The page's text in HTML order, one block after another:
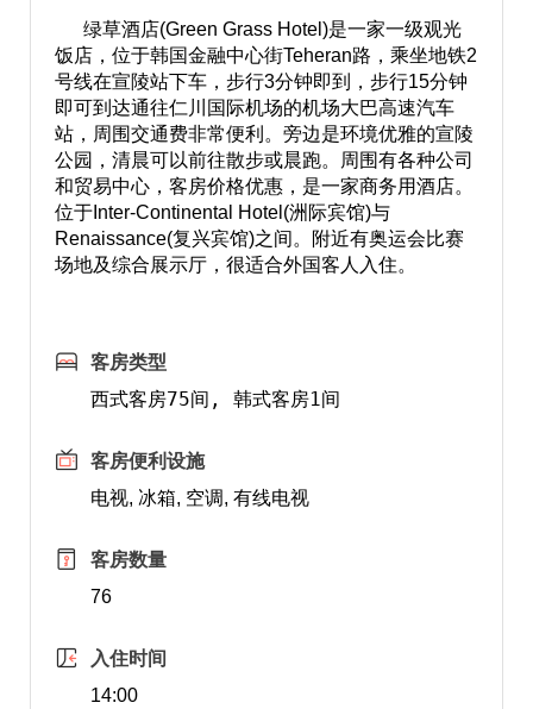
绿草酒店(Green Grass Hotel)是一家一级观光
饭店，位于韩国金融中心街Teheran路，乘坐地铁2
号线在宣陵站下车，步行3分钟即到，步行15分钟
即可到达通往仁川国际机场的机场大巴高速汽车
站，周围交通费非常便利。旁边是环境优雅的宣陵
公园，清晨可以前往散步或晨跑。周围有各种公司
和贸易中心，客房价格优惠，是一家商务用酒店。
位于Inter-Continental Hotel(洲际宾馆)与
Renaissance(复兴宾馆)之间。附近有奥运会比赛
场地及综合展示厅，很适合外国客人入住。
客房类型
西式客房75间, 韩式客房1间
客房便利设施
电视, 冰箱, 空调, 有线电视
客房数量
76
入住时间
14:00